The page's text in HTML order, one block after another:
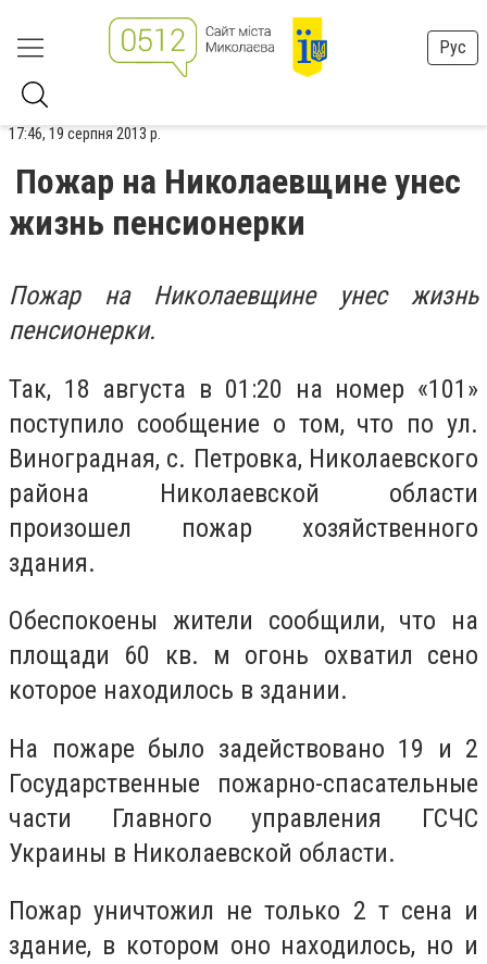
Рус
17:46, 19 серпня 2013 р.
Пожар на Николаевщине унес
жизнь пенсионерки
Пожар на Николаевщине унес жизнь
пенсионерки.
Так, 18 августа в 01:20 на номер «101»
поступило сообщение о том, что по ул.
Виноградная, с. Петровка, Николаевского
района Николаевской области
произошел пожар хозяйственного
здания.
Обеспокоены жители сообщили, что на
площади 60 кв. м огонь охватил сено
которое находилось в здании.
На пожаре было задействовано 19 и 2
Государственные пожарно-спасательные
части Главного управления ГСЧС
Украины в Николаевской области.
Пожар уничтожил не только 2 т сена и
здание, в котором оно находилось, но и